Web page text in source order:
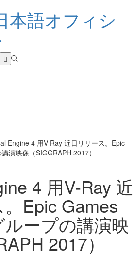
本語オフィシ
Engine 4 用V-Ray 近日リリース。Epic
演映像（SIGGRAPH 2017）
4 用V-Ray 近
Epic Games
ープの講演映
2017）